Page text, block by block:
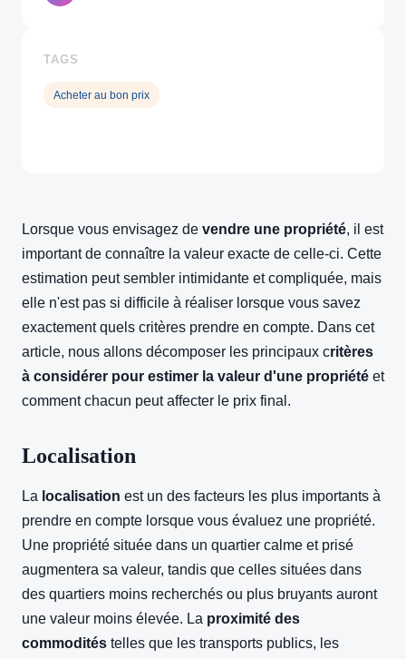
Lorsque vous envisagez de vendre une propriété, il est
important de connaître la valeur exacte de celle-ci. Cette
estimation peut sembler intimidante et compliquée, mais
elle n'est pas si difficile à réaliser lorsque vous savez
exactement quels critères prendre en compte. Dans cet
article, nous allons décomposer les principaux critères
à considérer pour estimer la valeur d'une propriété et
comment chacun peut affecter le prix final.
Localisation
La localisation est un des facteurs les plus importants à
prendre en compte lorsque vous évaluez une propriété.
Une propriété située dans un quartier calme et prisé
augmentera sa valeur, tandis que celles situées dans
des quartiers moins recherchés ou plus bruyants auront
une valeur moins élevée. La proximité des
commodités telles que les transports publics, les
TAGS
Acheter au bon prix